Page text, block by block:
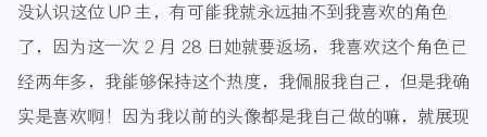
没认识这位 UP 主，有可能我就永远抽不到我喜欢的角色
了，因为这一次 2 月 28 日她就要返场，我喜欢这个角色已
经两年多，我能够保持这个热度，我佩服我自己，但是我确
实是喜欢啊！因为我以前的头像都是我自己做的嘛，就展现